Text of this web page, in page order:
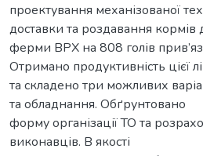
проектування механізованої
доставки та роздавання кормів
ферми ВРХ на 808 голів
Отримано продуктивність цієї
та складено три можливих
та обладнання. Обґрунтовано
форму організації ТО та
виконавців. В якості